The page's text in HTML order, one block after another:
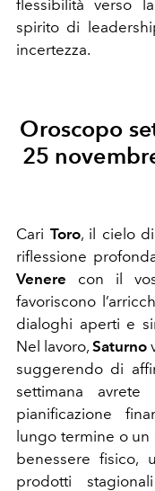
flessibilità verso
spirito di
incertezza.
Oroscopo
25
Cari Toro, il cielo
riflessione
Venere con il
favoriscono
dialoghi aperti e
Nel lavoro,Saturno
suggerendo di
settimana avrete
pianificazione
lungo termine o un
benessere fisico,
prodotti